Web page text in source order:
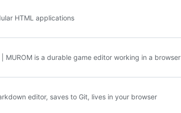
HTML applications
is a durable game editor working in a browser
editor, saves to Git, lives in your browser